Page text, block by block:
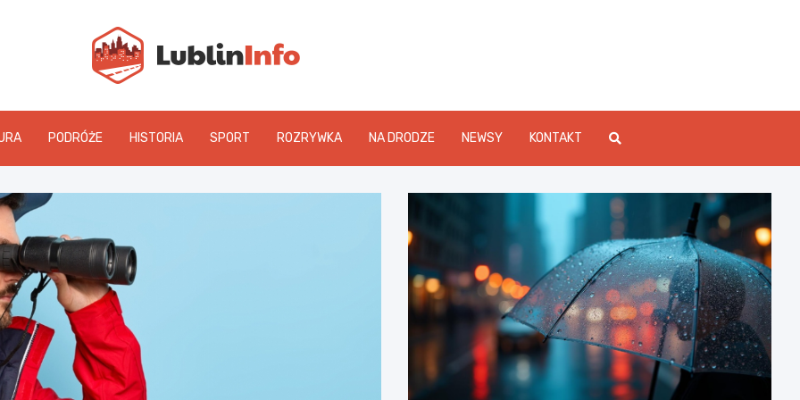
PODRÓŻE HISTORIA SPORT ROZRYWKA NA DRODZE NEWSY KONTAKT